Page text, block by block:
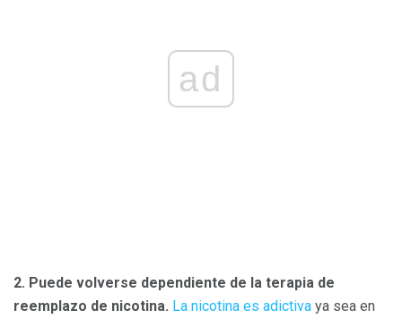
ad
2. Puede volverse dependiente de la terapia de
reemplazo de nicotina. La nicotina es adictiva ya sea en